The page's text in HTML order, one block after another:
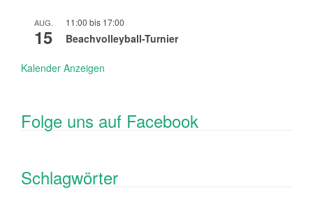
AUG.
15
11:00 bis 17:00
Beachvolleyball-Turnier
Kalender Anzeigen
Folge uns auf Facebook
Schlagwörter